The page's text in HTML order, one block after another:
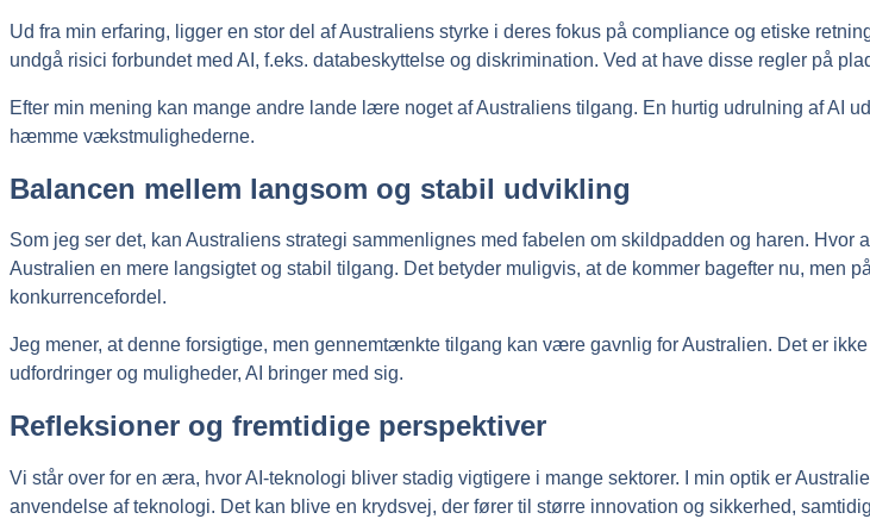
Ud fra min erfaring, ligger en stor del af Australiens styrke i deres fokus på compliance og etiske
undgå risici forbundet med AI, f.eks. databeskyttelse og diskrimination. Ved at have disse regler på
Efter min mening kan mange andre lande lære noget af Australiens tilgang. En hurtig udrulning af AI
hæmme vækstmulighederne.
Balancen mellem langsom og stabil udvikling
Som jeg ser det, kan Australiens strategi sammenlignes med fabelen om skildpadden og haren.
Australien en mere langsigtet og stabil tilgang. Det betyder muligvis, at de kommer bagefter nu, men
konkurrencefordel.
Jeg mener, at denne forsigtige, men gennemtænkte tilgang kan være gavnlig for Australien. Det er
udfordringer og muligheder, AI bringer med sig.
Refleksioner og fremtidige perspektiver
Vi står over for en æra, hvor AI-teknologi bliver stadig vigtigere i mange sektorer. I min optik er
anvendelse af teknologi. Det kan blive en krydsvej, der fører til større innovation og sikkerhed,